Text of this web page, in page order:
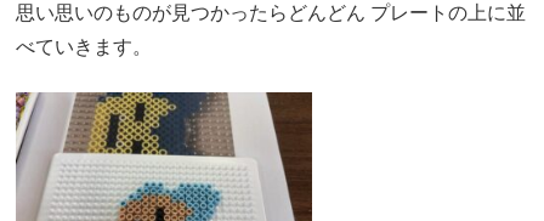
思い思いのものが見つかったらどんどん プレートの上に並
べていきます。